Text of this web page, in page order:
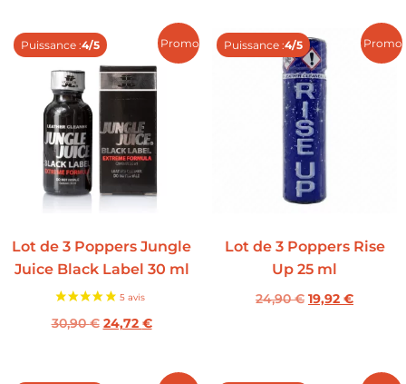
Promo !
Puissance :4/5
Lot de 3 Poppers Jungle
Juice Black Label 30 ml
30,90€ 24,72 €
Promo
Puissance :4/5
Lot de 3 Poppers Rise
Up 25 ml
24,90€ 19,92 €